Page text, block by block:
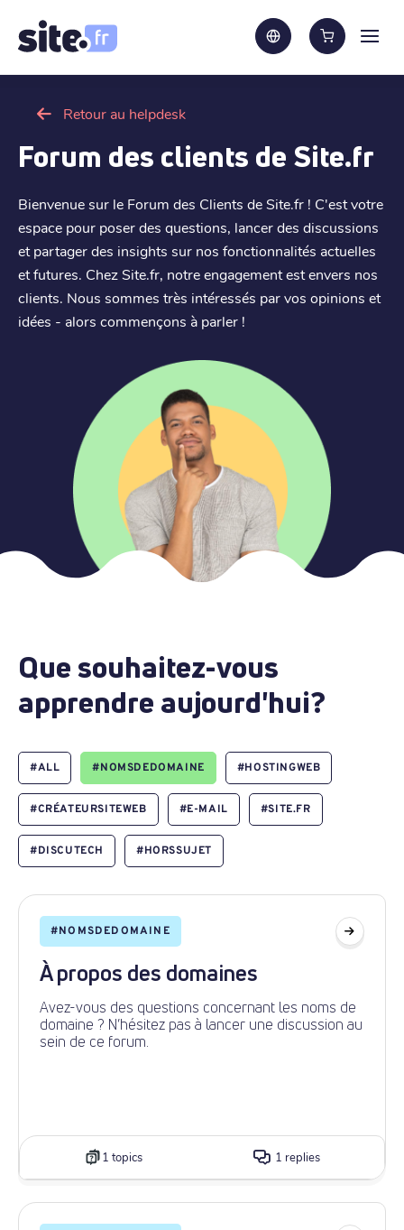
Retour au helpdesk
Forum des clients de Site.fr
Bienvenue sur le Forum des Clients de Site.fr ! C'est votre
espace pour poser des questions, lancer des discussions
et partager des insights sur nos fonctionnalités actuelles
et futures. Chez Site.fr, notre engagement est envers nos
clients. Nous sommes très intéressés par vos opinions et
idées - alors commençons à parler !
Que souhaitez-vous
apprendre aujourd'hui?
#ALL #NOMSDEDOMAINE #HOSTINGWEB
#CRÉATEURSITEWEB #E-MAIL #SITE.FR
#DISCUTECH #HORSSUJET
#NOMSDEDOMAINE
À propos des domaines
Avez-vous des questions concernant les noms de
domaine ? N’hésitez pas à lancer une discussion au
sein de ce forum.
1 topics 1 replies